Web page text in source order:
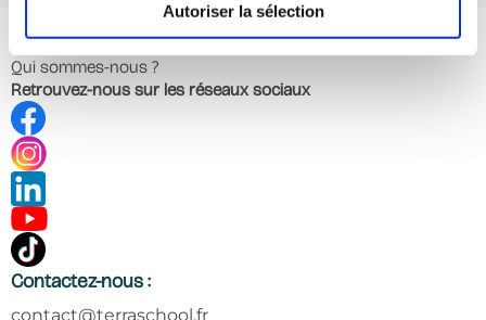
Autoriser la sélection
Menu
Qui sommes-nous ?
Retrouvez-nous sur les réseaux sociaux
Contactez-nous :
contact@terraschool.fr